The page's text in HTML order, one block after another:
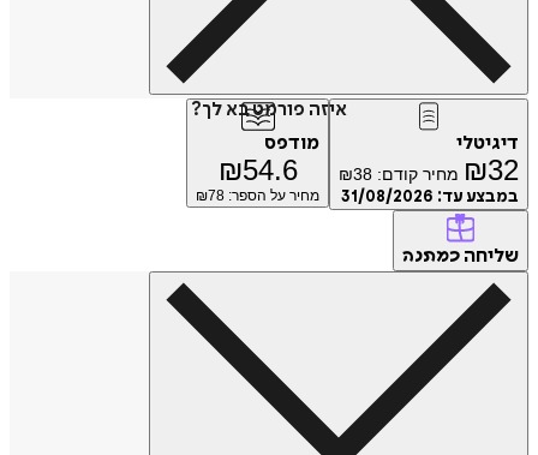
איזה פורמט בא לך?
דיגיטלי
₪32 מחיר קודם: ₪38
במבצע עד: 31/08/2026
מודפס
₪54.6
מחיר על הספר: ₪ 78
שליחה כמתנה